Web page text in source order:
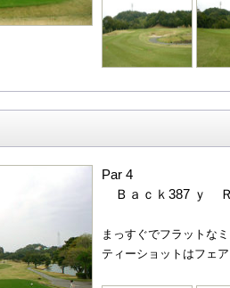
Par 4
Ｂａｃｋ387 ｙ
まっすぐでフラットな
ティーショットはフェ